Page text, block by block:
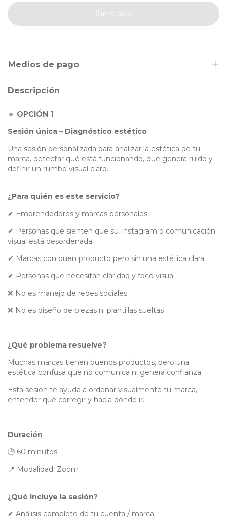
Medios de pago
Descripción
🔹 OPCIÓN 1
Sesión única – Diagnóstico estético
Una sesión personalizada para analizar la estética de tu
marca, detectar qué está funcionando, qué genera ruido y
definir un rumbo visual claro.
¿Para quién es este servicio?
✔ Emprendedores y marcas personales
✔ Personas que sienten que su Instagram o comunicación
visual está desordenada
✔ Marcas con buen producto pero sin una estética clara
✔ Personas que necesitan claridad y foco visual
❌ No es manejo de redes sociales
❌ No es diseño de piezas ni plantillas sueltas
¿Qué problema resuelve?
Muchas marcas tienen buenos productos, pero una
estética confusa que no comunica ni genera confianza.
Esta sesión te ayuda a ordenar visualmente tu marca,
entender qué corregir y hacia dónde ir.
Duración
🕒 60 minutos
📍 Modalidad: Zoom
¿Qué incluye la sesión?
✔ Análisis completo de tu cuenta / marca